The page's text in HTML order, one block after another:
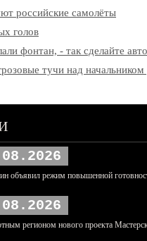
российские самолёты
голов
фонтан, - так сделайте
тучи над
объявил режим повышенной
регионом нового проекта